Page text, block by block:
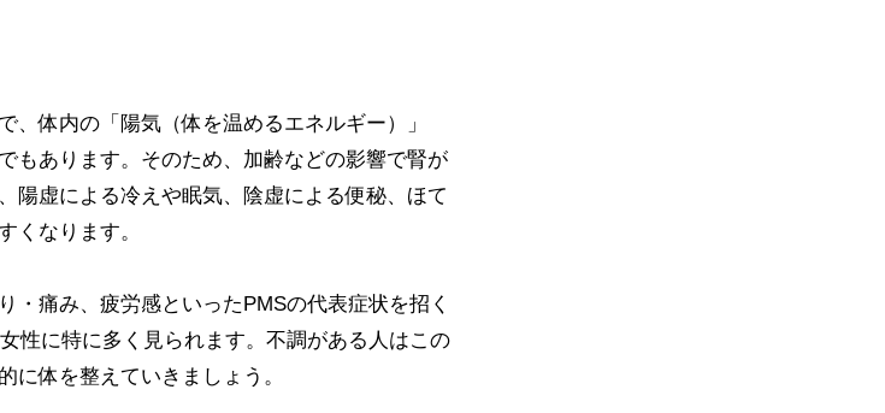
、体内の「陽気（体を温めるエネルギー）」
もあります。そのため、加齢などの影響で腎が
陽虚による冷えや眠気、陰虚による便秘、ほて
くなります。
・痛み、疲労感といったPMSの代表症状を招く
性に特に多く見られます。不調がある人はこの
に体を整えていきましょう。